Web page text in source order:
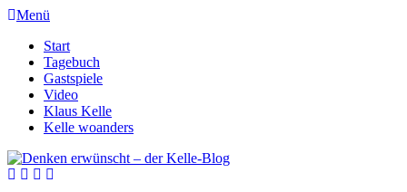
Menü
Start
Tagebuch
Gastspiele
Video
Klaus Kelle
Kelle woanders